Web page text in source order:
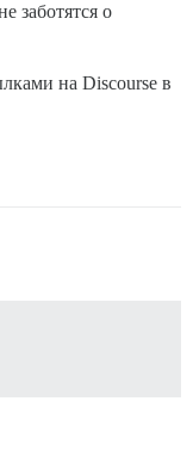
заботятся о
на Discourse в